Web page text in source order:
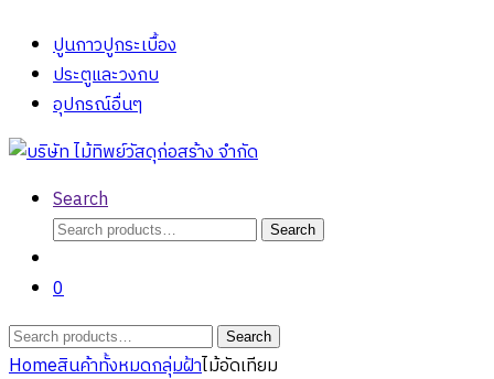
ปูนกาวปูกระเบื้อง
ประตูและวงกบ
อุปกรณ์อื่นๆ
Search
Search
Search
0
Search
for:
Search
Homeสินค้าทั้งหมดกลุ่มฝ้าไม้อัดเทียม